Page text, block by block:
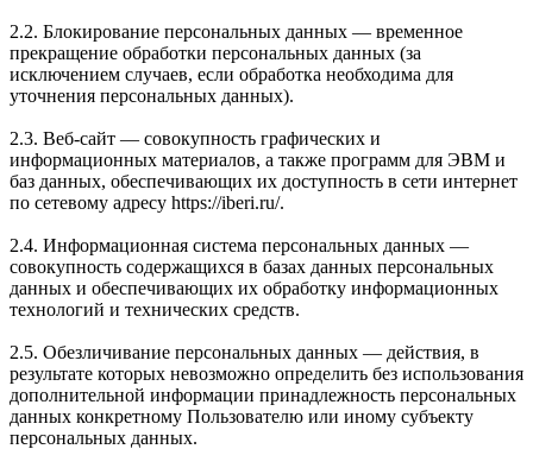
2.2. Блокирование персональных данных — временное
прекращение обработки персональных данных (за
исключением случаев, если обработка необходима для
уточнения персональных данных).
2.3. Веб-сайт — совокупность графических и
информационных материалов, а также программ для ЭВМ и
баз данных, обеспечивающих их доступность в сети интернет
по сетевому адресу https://iberi.ru/.
2.4. Информационная система персональных данных —
совокупность содержащихся в базах данных персональных
данных и обеспечивающих их обработку информационных
технологий и технических средств.
2.5. Обезличивание персональных данных — действия, в
результате которых невозможно определить без использования
дополнительной информации принадлежность персональных
данных конкретному Пользователю или иному субъекту
персональных данных.